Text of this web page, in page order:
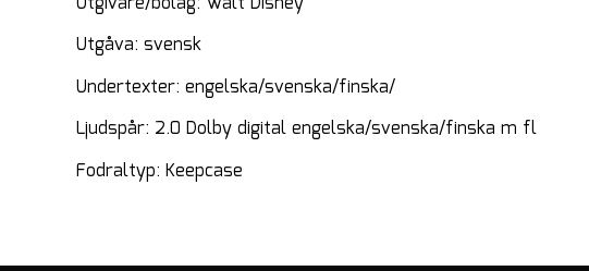
Utgåva: svensk
Undertexter: engelska/svenska/finska/
Ljudspår: 2.0 Dolby digital engelska/svenska/finska m fl
Fodraltyp: Keepcase